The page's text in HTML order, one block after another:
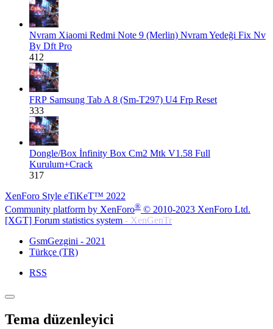
Nvram Xiaomi Redmi Note 9 (Merlin) Nvram Yedeği Fix Nv
By Dft Pro
412
FRP Samsung Tab A 8 (Sm-T297) U4 Frp Reset
333
Dongle/Box İnfinity Box Cm2 Mtk V1.58 Full
Kurulum+Crack
317
XenForo Style eTiKeT™ 2022
Community platform by XenForo® © 2010-2023 XenForo Ltd.
[XGT] Forum statistics system - XenGenTr
GsmGezgini - 2021
Türkçe (TR)
RSS
Tema düzenleyici